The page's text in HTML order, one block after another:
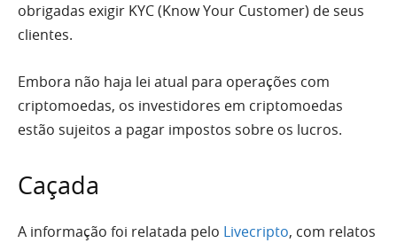
obrigadas exigir KYC (Know Your Customer) de seus
clientes.
Embora não haja lei atual para operações com
criptomoedas, os investidores em criptomoedas
estão sujeitos a pagar impostos sobre os lucros.
Caçada
A informação foi relatada pelo Livecripto, com relatos